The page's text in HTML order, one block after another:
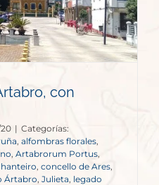
con
| Categorías:
, alfombras florales
, Artabrorum Portus,
concello de Ares,
Ártabro, Julieta legado